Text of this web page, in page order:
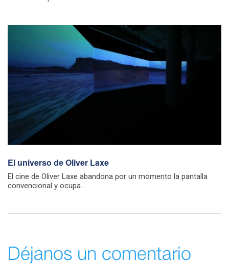
El universo de Oliver Laxe
El cine de Oliver Laxe abandona por un momento la pantalla
convencional y ocupa...
Déjanos un comentario